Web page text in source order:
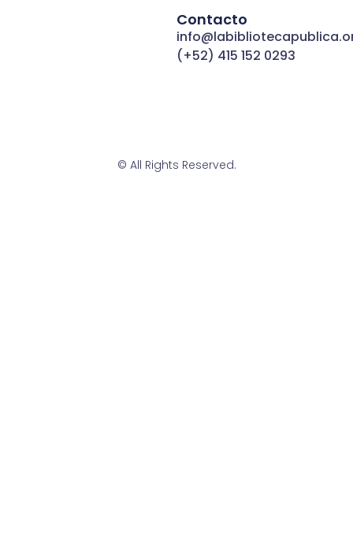
Contacto
(+52) 415 152 0293
© All Rights Reserved.